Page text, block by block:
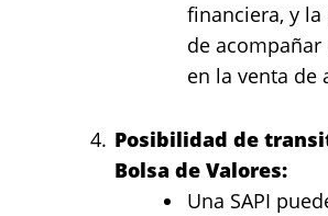
financiera, y
de
en la venta de
Posibilidad de
Bolsa de Valores:
Una SAPI